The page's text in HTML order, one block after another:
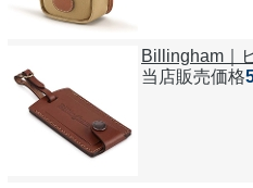
Billingham｜
当店販売価格